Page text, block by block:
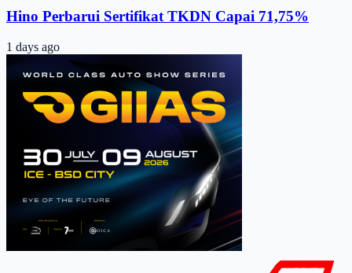
Hino Perbarui Sertifikat TKDN Capai 71,75%
1 days ago